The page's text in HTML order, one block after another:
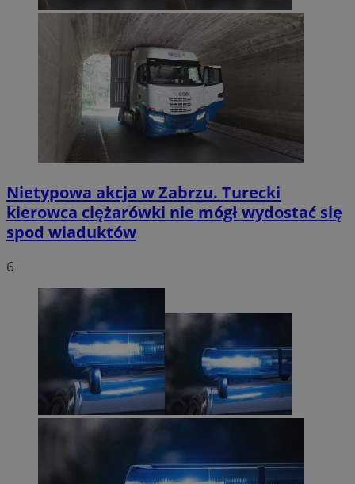
Nietypowa akcja w Zabrzu. Turecki
kierowca ciężarówki nie mógł wydostać się
spod wiaduktów
6